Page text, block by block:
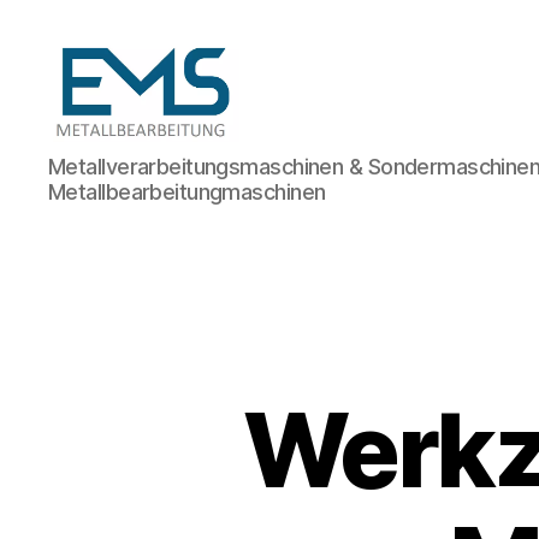
Maschinen-
und
Anlagenbau
Metallverarbeitungsmaschinen &
Metallbearbeitungmaschinen